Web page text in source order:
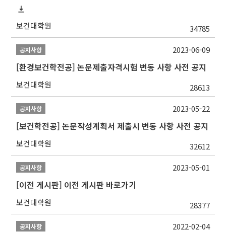
보건대학원 34785
공지사항
[환경보건학전공] 논문제출자격시험 변동 사항 사전 공지
보건대학원 28613
2023-06-09
공지사항
[보건학전공] 논문작성계획서 제출시 변동 사항 사전 공지
보건대학원 32612
2023-05-22
공지사항
[이전 게시판] 이전 게시판 바로가기
보건대학원 28377
2023-05-01
공지사항 2022-02-04